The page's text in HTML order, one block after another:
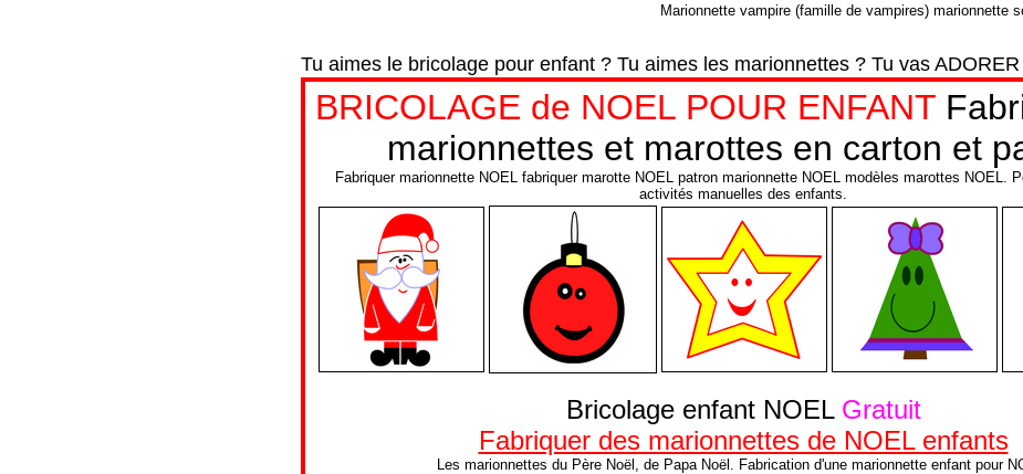
Marionnette vampire (famille de vampires) marionnette
Tu aimes le bricolage pour enfant ? Tu aimes les marionnettes ? Tu vas ADORER
BRICOLAGE de NOEL POUR ENFANT
marionnettes et marottes en carton et
Fabriquer marionnette NOEL fabriquer marotte NOEL patron marionnette NOEL modèles marottes NOEL.
activités manuelles des enfants.
Bricolage enfant NOEL Gratuit
Fabriquer des marionnettes de NOEL enfants
Les marionnettes du Père Noël, de Papa Noël. Fabrication d'une marionnette enfant pour